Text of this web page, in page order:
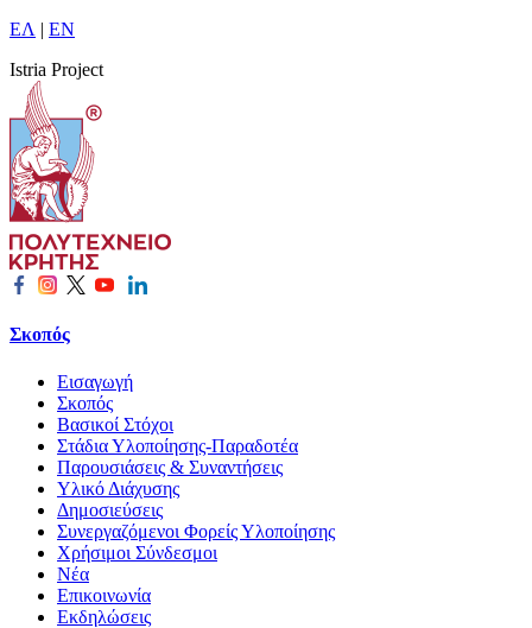
ΕΛ | EN
Istria Project
Σκοπός
Εισαγωγή
Σκοπός
Βασικοί Στόχοι
Στάδια Υλοποίησης-Παραδοτέα
Παρουσιάσεις & Συναντήσεις
Υλικό Διάχυσης
Δημοσιεύσεις
Συνεργαζόμενοι Φορείς Υλοποίησης
Χρήσιμοι Σύνδεσμοι
Νέα
Επικοινωνία
Εκδηλώσεις